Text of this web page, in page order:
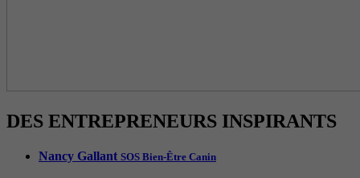
DES ENTREPRENEURS INSPIRANTS
Nancy Gallant SOS Bien-Être Canin